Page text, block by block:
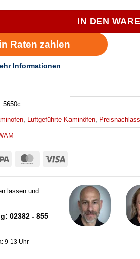
IN DEN
5650c
Luftgeführte Kaminöfen Preisnachlass
Sepa MasterCard
lassen und
02382 - 855
9-13 Uhr